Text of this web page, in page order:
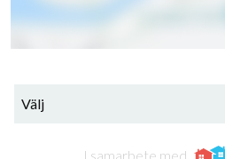
Välj
I samarbete med